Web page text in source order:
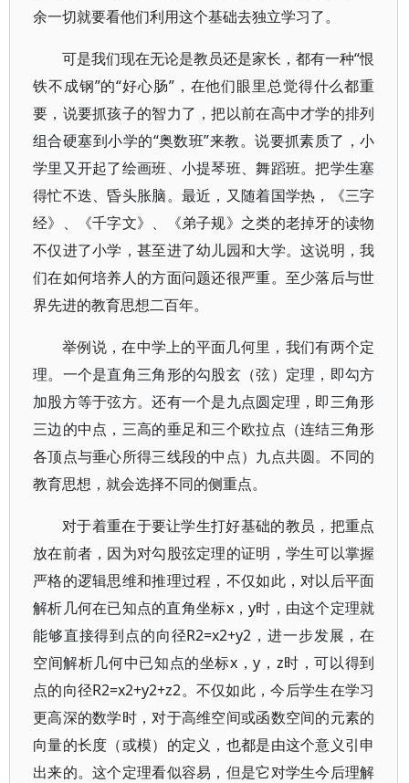
余一切就要看他们利用这个基础去独立学习了。
可是我们现在无论是教员还是家长，都有一种“恨
铁不成钢”的“好心肠”，在他们眼里总觉得什么都重
要，说要抓孩子的智力了，把以前在高中才学的排列
组合硬塞到小学的“奥数班”来教。说要抓素质了，小
学里又开起了绘画班、小提琴班、舞蹈班。把学生塞
得忙不迭、昏头胀脑。最近，又随着国学热，《三字
经》、《千字文》、《弟子规》之类的老掉牙的读物
不仅进了小学，甚至进了幼儿园和大学。这说明，我
们在如何培养人的方面问题还很严重。至少落后与世
界先进的教育思想二百年。
举例说，在中学上的平面几何里，我们有两个定
理。一个是直角三角形的勾股玄（弦）定理，即勾方
加股方等于弦方。还有一个是九点圆定理，即三角形
三边的中点，三高的垂足和三个欧拉点（连结三角形
各顶点与垂心所得三线段的中点）九点共圆。不同的
教育思想，就会选择不同的侧重点。
对于着重在于要让学生打好基础的教员，把重点
放在前者，因为对勾股弦定理的证明，学生可以掌握
严格的逻辑思维和推理过程，不仅如此，对以后平面
解析几何在已知点的直角坐标x，y时，由这个定理就
能够直接得到点的向径R2=x2+y2，进一步发展，在
空间解析几何中已知点的坐标x，y，z时，可以得到
点的向径R2=x2+y2+z2。不仅如此，今后学生在学习
更高深的数学时，对于高维空间或函数空间的元素的
向量的长度（或模）的定义，也都是由这个意义引申
出来的。这个定理看似容易，但是它对学生今后理解